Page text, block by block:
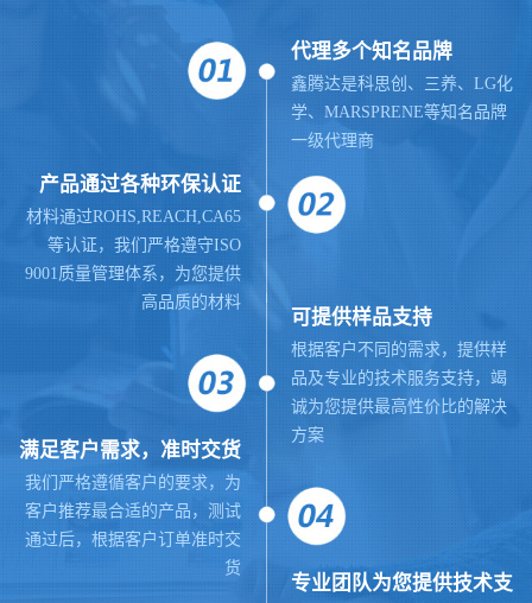
代理多个知名品牌
鑫腾达是科思创、三养、LG化
学、MARSPRENE等知名品牌
一级代理商
产品通过各种环保认证
材料通过ROHS,REACH,CA65
等认证，我们严格遵守ISO
9001质量管理体系，为您提供
高品质的材料
可提供样品支持
根据客户不同的需求，提供样
品及专业的技术服务支持，竭
诚为您提供最高性价比的解决
方案
满足客户需求，准时交货
我们严格遵循客户的要求，为
客户推荐最合适的产品，测试
通过后，根据客户订单准时交
货
专业团队为您提供技术支